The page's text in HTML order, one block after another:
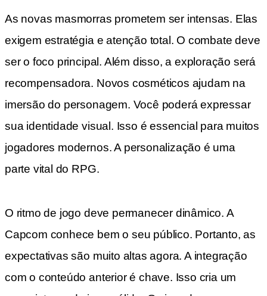
As novas masmorras prometem ser intensas. Elas
exigem estratégia e atenção total. O combate deve
ser o foco principal. Além disso, a exploração será
recompensadora. Novos cosméticos ajudam na
imersão do personagem. Você poderá expressar
sua identidade visual. Isso é essencial para muitos
jogadores modernos. A personalização é uma
parte vital do RPG.
O ritmo de jogo deve permanecer dinâmico. A
Capcom conhece bem o seu público. Portanto, as
expectativas são muito altas agora. A integração
com o conteúdo anterior é chave. Isso cria um